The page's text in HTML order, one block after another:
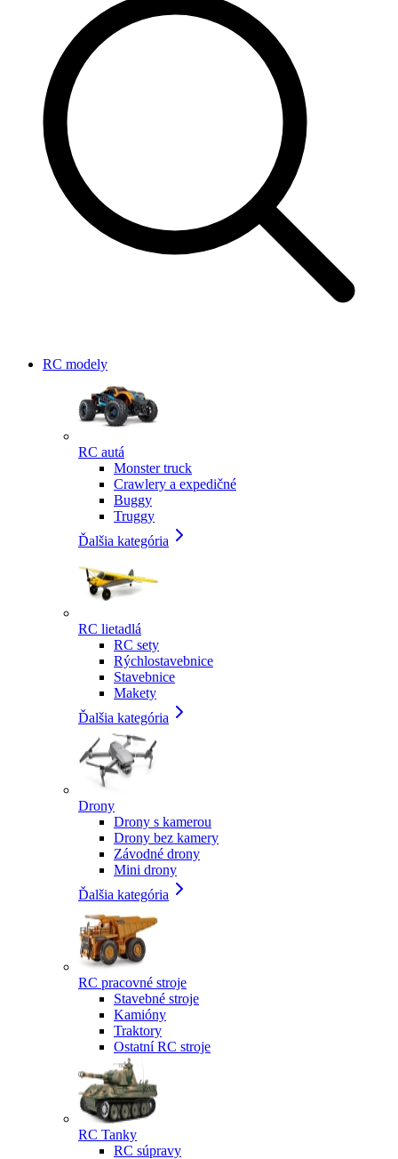
RC modely
RC autá
Monster truck
Crawlery a expedičné
Buggy
Truggy
Ďalšia kategória
RC lietadlá
RC sety
Rýchlostavebnice
Stavebnice
Makety
Ďalšia kategória
Drony
Drony s kamerou
Drony bez kamery
Závodné drony
Mini drony
Ďalšia kategória
RC pracovné stroje
Stavebné stroje
Kamióny
Traktory
Ostatní RC stroje
RC Tanky
RC súpravy